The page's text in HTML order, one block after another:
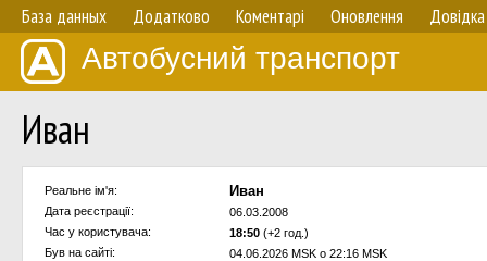
База данных Додатково Коментарі Оновлення Довідка
Автобусний транспорт
Иван
Реальне ім'я: Иван
Дата реєстрації:
06.03.2008
Час у користувача:
18:50 (+2 год.)
Був на сайті:
04.06.2026 MSK о 22:16 MSK